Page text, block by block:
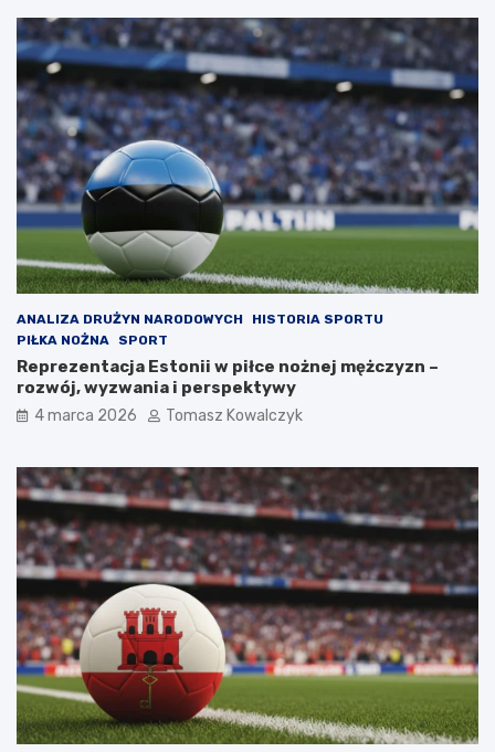
ANALIZA DRUŻYN NARODOWYCH
HISTORIA SPORTU
PIŁKA NOŻNA
SPORT
Reprezentacja Estonii w piłce nożnej mężczyzn –
rozwój, wyzwania i perspektywy
4 marca 2026 Tomasz Kowalczyk